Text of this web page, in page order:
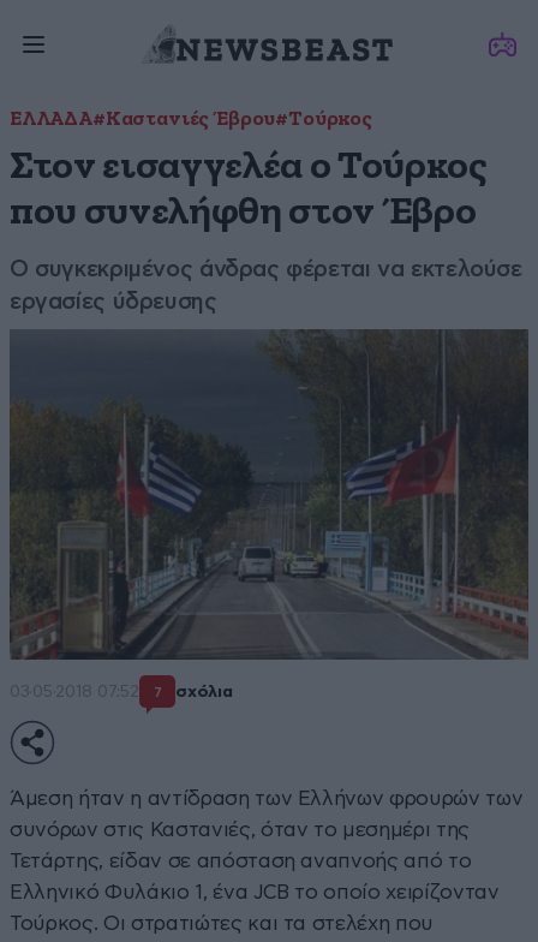
ΕΛΛΑΔΑ#Καστανιές Έβρου#Τούρκος
Στον εισαγγελέα ο Τούρκος
που συνελήφθη στον Έβρο
Ο συγκεκριμένος άνδρας φέρεται να εκτελούσε
εργασίες ύδρευσης
03·05·2018 07:52 7 σχόλια
Άμεση ήταν η αντίδραση των Ελλήνων φρουρών των
συνόρων στις Καστανιές, όταν το μεσημέρι της
Τετάρτης, είδαν σε απόσταση αναπνοής από το
Ελληνικό Φυλάκιο 1, ένα JCB το οποίο χειρίζονταν
Τούρκος. Οι στρατιώτες και τα στελέχη που